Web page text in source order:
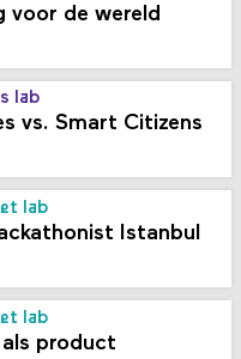
voor de wereld
lab
vs. Smart Citizens
lab
Istanbul
lab
product